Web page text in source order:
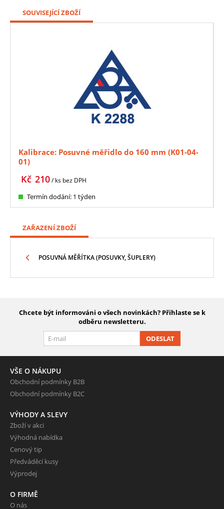
SOUVISEJÍCÍ ZBOŽÍ
Kalibrace: Posuvné měřidlo do 160 mm (K01-04-
01)
210
Kč / ks bez DPH
Termín dodání: 1 týden
ZAŘAZENÍ ZBOŽÍ
POSUVNÁ MĚŘÍTKA (POSUVKY, ŠUPLERY)
Chcete být informováni o všech novinkách? Přihlaste se k
odběru newsletteru.
ODESLAT
VŠE O NÁKUPU
Obchodní podmínky B2B
Obchodní podmínky B2C
VÝHODY A SLEVY
Zboží v akci
Výhodná nabídka
Cenový tip
Předváděcí kusy
Výprodej
O FIRMĚ
O nás